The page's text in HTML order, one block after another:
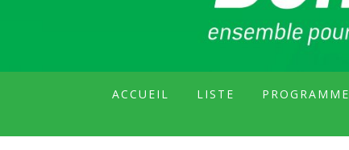
ACCUEIL LISTE PROGRAMME